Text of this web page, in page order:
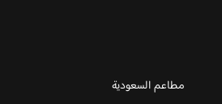
مطاعم السعودية